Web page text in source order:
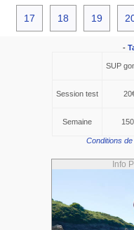
17 18 19
-
SUP
Session test
Semaine
Conditions de
Info